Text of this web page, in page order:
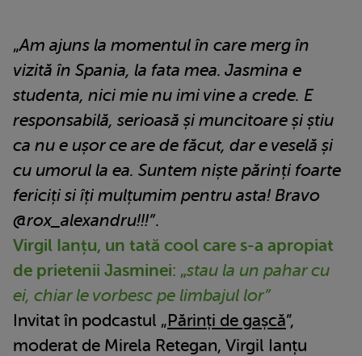
„Am ajuns la momentul în care merg în
vizită în Spania, la fata mea. Jasmina e
studenta, nici mie nu imi vine a crede. E
responsabilă, serioasă și muncitoare și știu
ca nu e ușor ce are de făcut, dar e veselă și
cu umorul la ea. Suntem niște părinți foarte
fericiți si îți mulțumim pentru asta! Bravo
@rox_alexandru!!!”.
Virgil Ianțu, un tată cool care s-a apropiat
de prietenii Jasminei: „stau la un pahar cu
ei, chiar le vorbesc pe limbajul lor”
Invitat în podcastul „Părinți de gașcă”,
moderat de Mirela Retegan, Virgil Ianțu